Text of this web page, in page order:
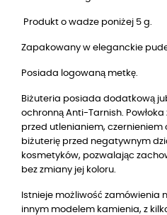
Produkt o wadze poniżej 5 g.
Zapakowany w eleganckie
Posiada logowaną metkę.
Biżuteria posiada dodatkową
ochronną Anti-Tarnish.
przed utlenianiem, czernieniem
biżuterię przed negatywnym
kosmetyków, pozwalając
bez zmiany jej koloru.
Istnieje możliwość zamówienia
innym modelem kamienia, z